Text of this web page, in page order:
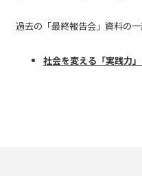
過去の「最終報告会」資料の
社会を変える「実践力